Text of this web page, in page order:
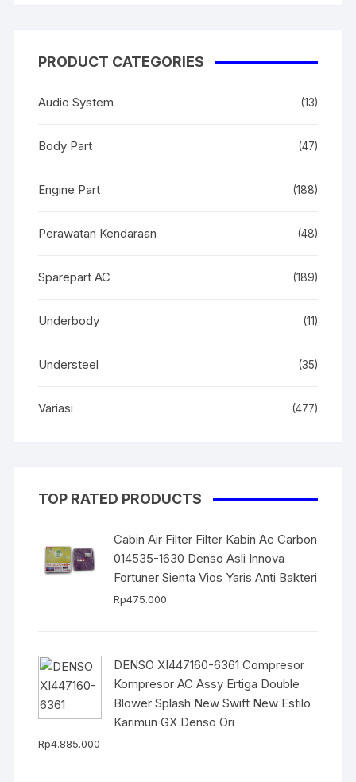
PRODUCT CATEGORIES
Audio System (13)
Body Part (47)
Engine Part (188)
Perawatan Kendaraan (48)
Sparepart AC (189)
Underbody (11)
Understeel (35)
Variasi (477)
TOP RATED PRODUCTS
Cabin Air Filter Filter Kabin Ac Carbon
014535-1630 Denso Asli Innova
Fortuner Sienta Vios Yaris Anti Bakteri
Rp475.000
DENSO XI447160-6361 Compresor
Kompresor AC Assy Ertiga Double
Blower Splash New Swift New Estilo
Karimun GX Denso Ori
Rp4.885.000